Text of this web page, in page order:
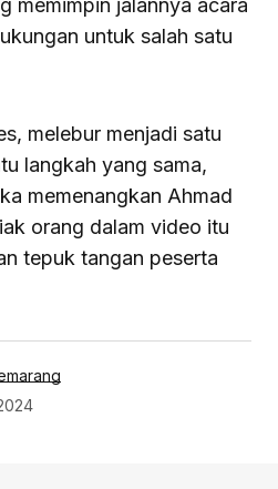
memimpin jalannya acara
untuk salah satu
melebur menjadi satu
langkah yang sama,
memenangkan Ahmad
orang dalam video itu
tepuk tangan peserta